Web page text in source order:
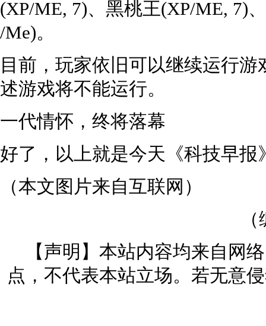
(XP/ME, 7)、黑桃王(XP/ME, 7)
/Me)。
目前，玩家依旧可以继续运行
述游戏将不能运行。
一代情怀，终将落幕
好了，以上就是今天《科技早报
（本文图片来自互联网）
【声明】本站内容均来自网
点，不代表本站立场。若无意